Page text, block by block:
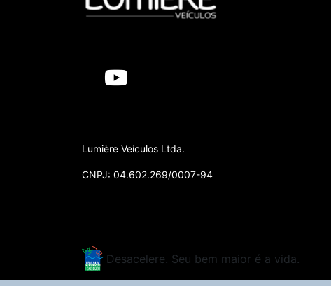
Lumière Veículos Ltda.
CNPJ: 04.602.269/0007-94
Desacelere. Seu bem maior é a vida.